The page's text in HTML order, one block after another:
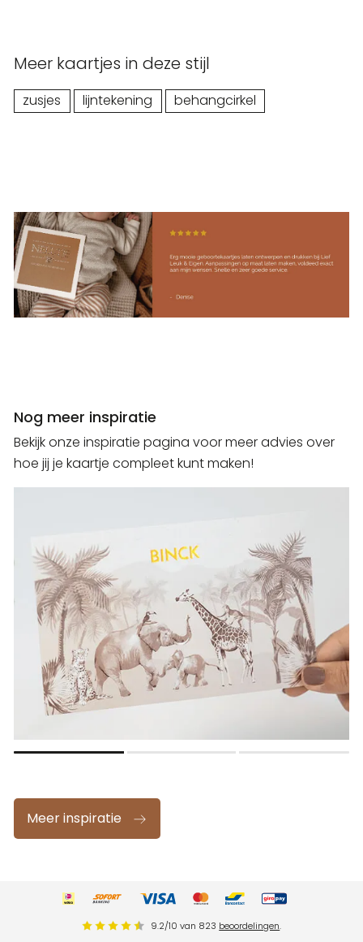
Meer kaartjes in deze stijl
zusjes lijntekening behangcirkel
Nog meer inspiratie
Bekijk onze inspiratie pagina voor meer advies over
hoe jij je kaartje compleet kunt maken!
Meer inspiratie
9.2/10 van 823 beoordelingen.